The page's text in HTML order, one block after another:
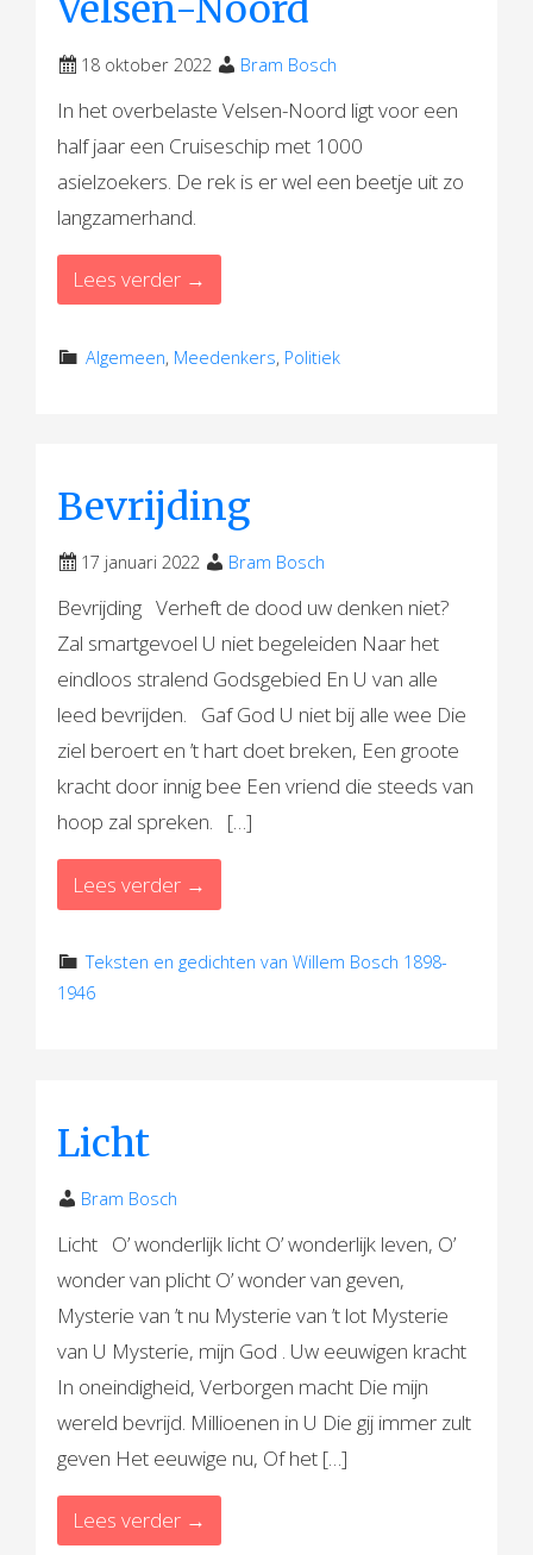
18 oktober 2022 Bram Bosch
In het overbelaste Velsen-Noord ligt voor een
half jaar een Cruiseschip met 1000
asielzoekers. De rek is er wel een beetje uit zo
langzamerhand.
Lees verder →
Algemeen, Meedenkers, Politiek
Bevrijding
17 januari 2022 Bram Bosch
Bevrijding Verheft de dood uw denken niet?
Zal smartgevoel U niet begeleiden Naar het
eindloos stralend Godsgebied En U van alle
leed bevrijden. Gaf God U niet bij alle wee Die
ziel beroert en ’t hart doet breken, Een groote
kracht door innig bee Een vriend die steeds van
hoop zal spreken. […]
Lees verder →
Teksten en gedichten van Willem Bosch 1898-
1946
Licht
Bram Bosch
Licht O’ wonderlijk licht O’ wonderlijk leven, O’
wonder van plicht O’ wonder van geven,
Mysterie van ’t nu Mysterie van ’t lot Mysterie
van U Mysterie, mijn God . Uw eeuwigen kracht
In oneindigheid, Verborgen macht Die mijn
wereld bevrijd. Millioenen in U Die gij immer zult
geven Het eeuwige nu, Of het […]
Lees verder →